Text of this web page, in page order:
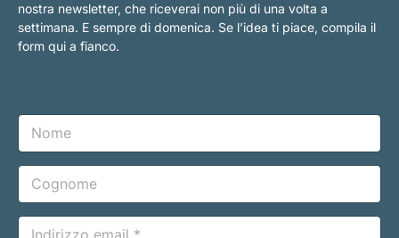
nostra newsletter, che riceverai non più di una volta a
settimana. E sempre di domenica. Se l’idea ti piace, compila il
form qui a fianco.
N
m
e
C
g
n
E